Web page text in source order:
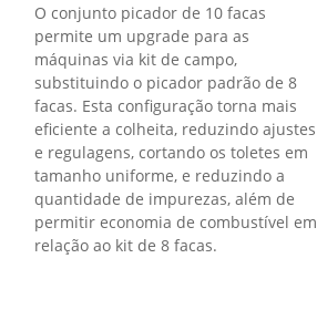
O conjunto picador de 10 facas
permite um upgrade para as
máquinas via kit de campo,
substituindo o picador padrão de 8
facas. Esta configuração torna mais
eficiente a colheita, reduzindo ajustes
e regulagens, cortando os toletes em
tamanho uniforme, e reduzindo a
quantidade de impurezas, além de
permitir economia de combustível em
relação ao kit de 8 facas.